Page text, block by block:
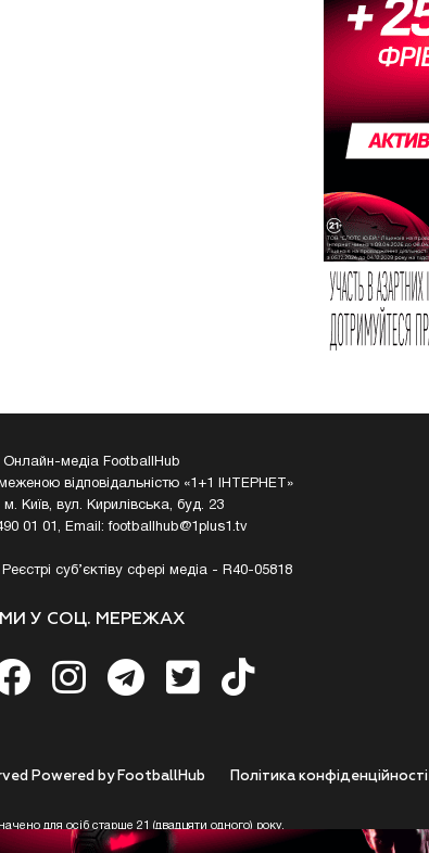
Онлайн-медіа FootballHub
відповідальністю «1+1 ІНТЕРНЕТ»
м. Київ, вул. Кирилівська, буд. 23
01 01, Email:footballhub@1plus1.tv
Реєстрі суб’єктіву сфері медіа - R40-05818
МИ У СОЦ. МЕРЕЖАХ
Полiтика конфiденцiйностi
Powered by FootballHub
для осіб старше 21 (двадцяти одного) року.
Користувач цим підтверджує, що досяг 21-річного віку.